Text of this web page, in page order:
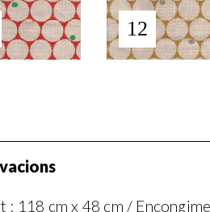
12
: 118 cm x 48 cm /